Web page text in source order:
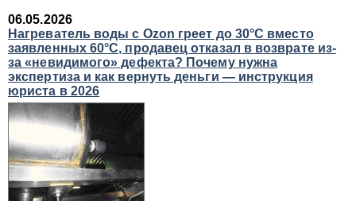
06.05.2026
Нагреватель воды с Ozon греет до 30°C вместо
заявленных 60°C, продавец отказал в возврате из-
за «невидимого» дефекта? Почему нужна
экспертиза и как вернуть деньги — инструкция
юриста в 2026